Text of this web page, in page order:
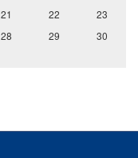
21 22
23
28 29
30